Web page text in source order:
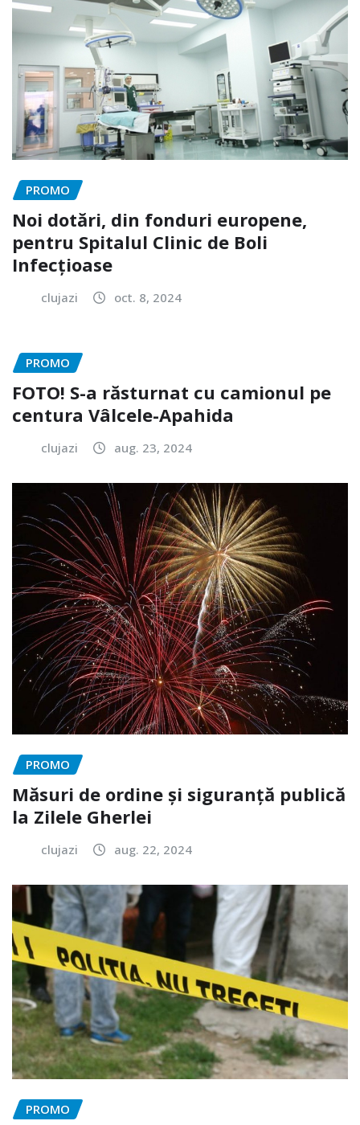
PROMO
Noi dotări, din fonduri europene,
pentru Spitalul Clinic de Boli
Infecțioase
clujazi oct. 8, 2024
PROMO
FOTO! S-a răsturnat cu camionul pe
centura Vâlcele-Apahida
clujazi aug. 23, 2024
PROMO
Măsuri de ordine și siguranță publică
la Zilele Gherlei
clujazi aug. 22, 2024
PROMO